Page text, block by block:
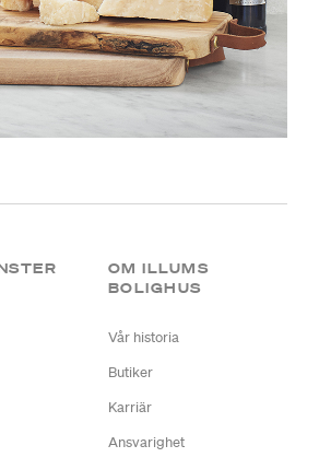
OM ILLUMS
BOLIGHUS
Vår historia
Butiker
Karriär
Ansvarighet